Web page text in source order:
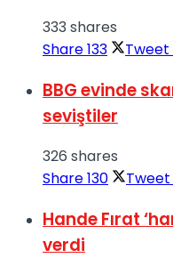
333 shares
Share133 Tweet
BBG evinde
seviştiler
326 shares
Share130 Tweet
Hande Fırat
verdi